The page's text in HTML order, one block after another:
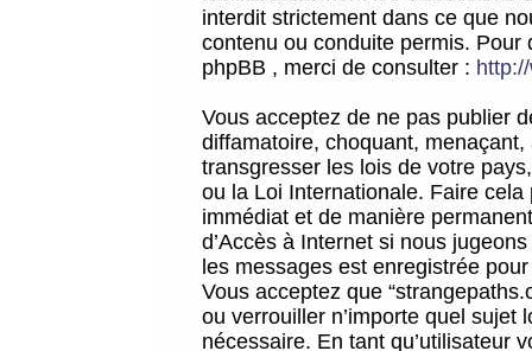
interdit strictement dans ce que
contenu ou conduite permis.
phpBB , merci de consulter :
Vous acceptez de ne pas publier
diffamatoire, choquant,
transgresser les lois de votre
ou la Loi Internationale. Faire
immédiat et de manière
d’Accès à Internet si nous
les messages est enregistrée
Vous acceptez que
ou verrouiller n’importe quel sujet
nécessaire. En tant qu’utilisateur